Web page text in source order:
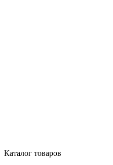
Каталог товаров